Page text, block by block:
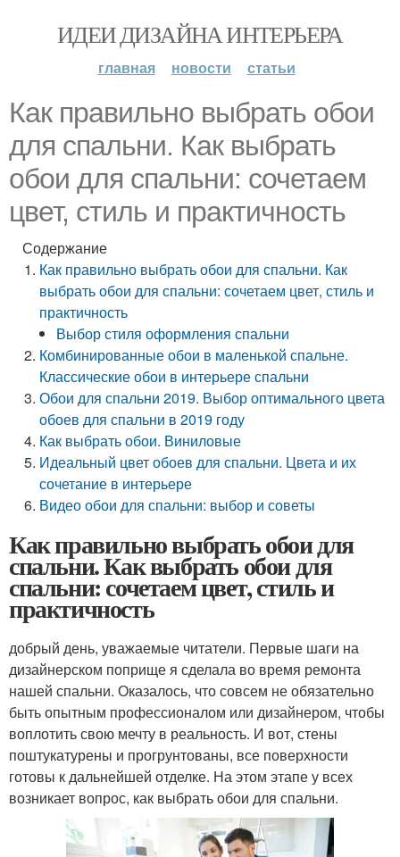
ИДЕИ ДИЗАЙНА ИНТЕРЬЕРА
главная новости статьи
Как правильно выбрать обои
для спальни. Как выбрать
обои для спальни: сочетаем
цвет, стиль и практичность
Содержание
Как правильно выбрать обои для спальни. Как
выбрать обои для спальни: сочетаем цвет, стиль и
практичность
Выбор стиля оформления спальни
Комбинированные обои в маленькой спальне.
Классические обои в интерьере спальни
Обои для спальни 2019. Выбор оптимального цвета
обоев для спальни в 2019 году
Как выбрать обои. Виниловые
Идеальный цвет обоев для спальни. Цвета и их
сочетание в интерьере
Видео обои для спальни: выбор и советы
Как правильно выбрать обои для
спальни. Как выбрать обои для
спальни: сочетаем цвет, стиль и
практичность
добрый день, уважаемые читатели. Первые шаги на
дизайнерском поприще я сделала во время ремонта
нашей спальни. Оказалось, что совсем не обязательно
быть опытным профессионалом или дизайнером, чтобы
воплотить свою мечту в реальность. И вот, стены
поштукатурены и прогрунтованы, все поверхности
готовы к дальнейшей отделке. На этом этапе у всех
возникает вопрос, как выбрать обои для спальни.